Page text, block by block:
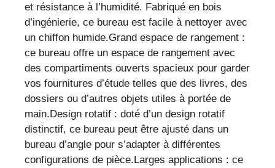
et résistance à l’humidité. Fabriqué en bois
d’ingénierie, ce bureau est facile à nettoyer avec
un chiffon humide.Grand espace de rangement :
ce bureau offre un espace de rangement avec
des compartiments ouverts spacieux pour garder
vos fournitures d’étude telles que des livres, des
dossiers ou d’autres objets utiles à portée de
main.Design rotatif : doté d’un design rotatif
distinctif, ce bureau peut être ajusté dans un
bureau d’angle pour s’adapter à différentes
configurations de pièce.Larges applications : ce